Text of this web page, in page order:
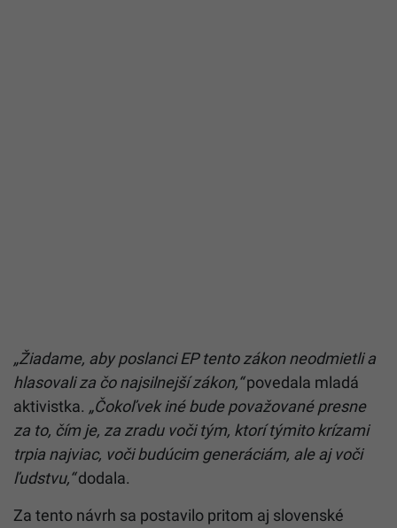
„Žiadame, aby poslanci EP tento zákon neodmietli a
hlasovali za čo najsilnejší zákon,“povedala mladá
aktivistka. „Čokoľvek iné bude považované presne
za to, čím je, za zradu voči tým, ktorí týmito krízami
trpia najviac, voči budúcim generáciám, ale aj voči
ľudstvu,“dodala.
Za tento návrh sa postavilo pritom aj slovenské